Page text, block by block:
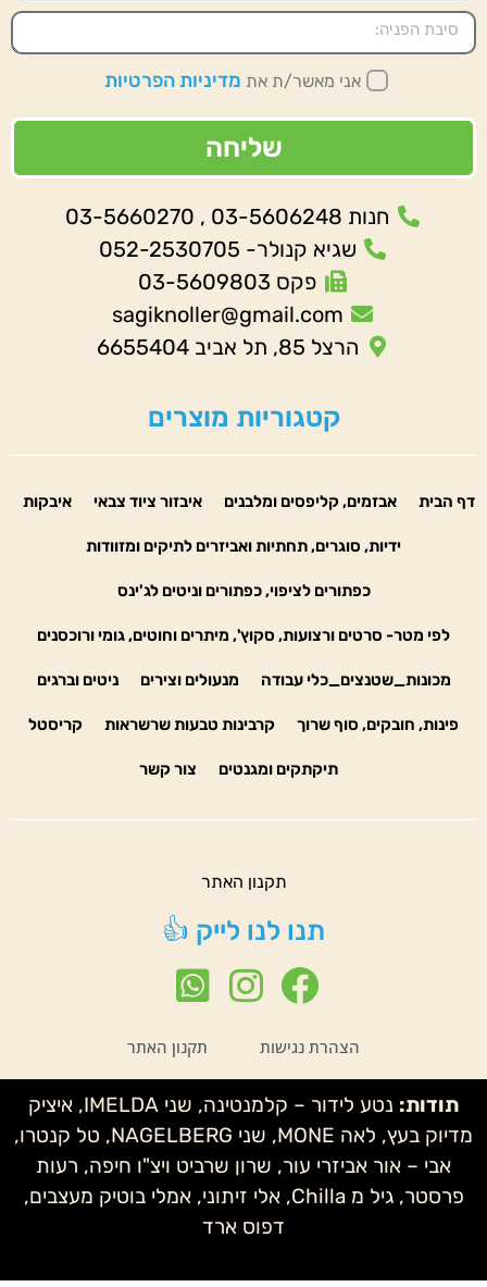
אני מאשר/ת את מדיניות הפרטיות
שליחה
חנות 03-5606248 , 03-5660270
שגיא קנולר- 052-2530705
פקס 03-5609803
sagiknoller@gmail.com
הרצל 85, תל אביב 6655404
קטגוריות מוצרים
דף הבית אבזמים, קליפסים ומלבנים איבזור ציוד צבאי איבקות
ידיות, סוגרים, תחתיות ואביזרים לתיקים ומזוודות
כפתורים לציפוי, כפתורים וניטים לג'ינס
לפי מטר- סרטים ורצועות, סקוץ', מיתרים וחוטים, גומי ורוכסנים
מכונות_שטנצים_כלי עבודה מנעולים וצירים ניטים וברגים
פינות, חובקים, סוף שרוך קרבינות טבעות שרשראות קריסטל
תיקתקים ומגנטים צור קשר
תקנון האתר
תנו לנו לייק 👍
הצהרת נגישות תקנון האתר
תודות:
נטע לידור – קלמנטינה, שני IMELDA, איציק
מדיוק בעץ, לאה MONE, שני NAGELBERG, טל קנטרו,
אבי – אור אביזרי עור, שרון שרביט ויצ"ו חיפה, רעות
פרסטר, גיל מ Chilla, אלי זיתוני, אמלי בוטיק מעצבים,
דפוס ארד